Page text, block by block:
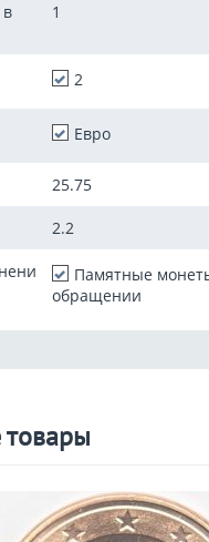
в
1
2
Евро
25.75
2.2
Памятные
обращении